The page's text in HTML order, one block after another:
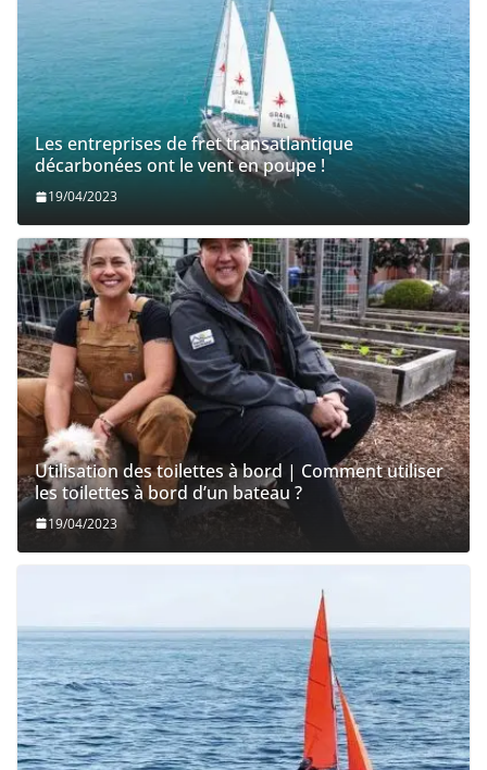
Les entreprises de fret transatlantique
décarbonées ont le vent en poupe !
19/04/2023
Utilisation des toilettes à bord | Comment utiliser
les toilettes à bord d’un bateau ?
19/04/2023